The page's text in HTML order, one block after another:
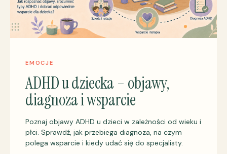
EMOCJE
ADHD u dziecka – objawy,
diagnoza i wsparcie
Poznaj objawy ADHD u dzieci w zależności od wieku i
płci. Sprawdź, jak przebiega diagnoza, na czym
polega wsparcie i kiedy udać się do specjalisty.